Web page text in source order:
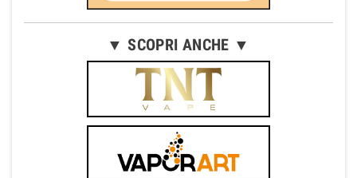
▼ SCOPRI ANCHE ▼